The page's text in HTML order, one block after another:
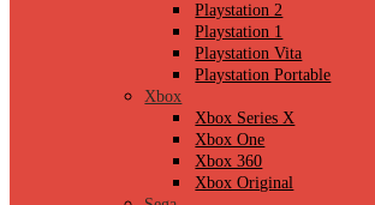
Playstation 2
Playstation 1
Playstation Vita
Playstation Portable
Xbox
Xbox Series X
Xbox One
Xbox 360
Xbox Original